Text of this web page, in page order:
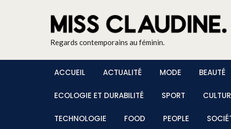
Regards contemporains au féminin.
ACCUEIL ACTUALITÉ MODE BEAUTÉ
ECOLOGIE ET DURABILITÉ SPORT
TECHNOLOGIE FOOD PEOPLE